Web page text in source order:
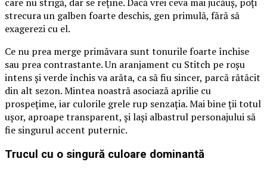
strecura un galben foarte deschis, gen primulă, fără să
exagerezi cu el.
Ce nu prea merge primăvara sunt tonurile foarte închise
sau prea contrastante. Un aranjament cu Stitch pe roșu
intens și verde închis va arăta, ca să fiu sincer, parcă rătăcit
din alt sezon. Mintea noastră asociază aprilie cu
prospețime, iar culorile grele rup senzația. Mai bine ții totul
ușor, aproape transparent, și lași albastrul personajului să
fie singurul accent puternic.
Trucul cu o singură culoare dominantă